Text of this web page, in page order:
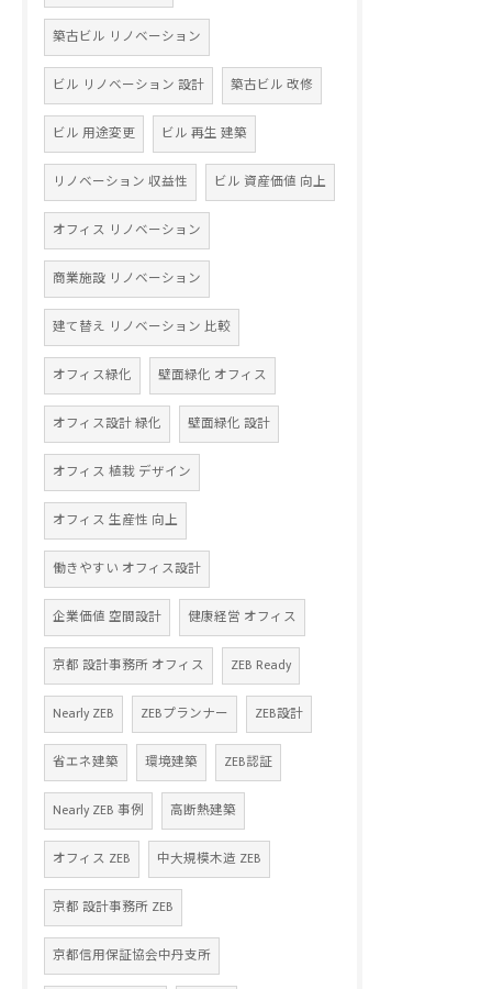
築古ビル リノベーション
ビル リノベーション 設計 築古ビル 改修
ビル 用途変更 ビル 再生 建築
リノベーション 収益性 ビル 資産価値 向上
オフィス リノベーション
商業施設 リノベーション
建て替え リノベーション 比較
オフィス緑化 壁面緑化 オフィス
オフィス設計 緑化 壁面緑化 設計
オフィス 植栽 デザイン
オフィス 生産性 向上
働きやすい オフィス設計
企業価値 空間設計 健康経営 オフィス
京都 設計事務所 オフィス ZEB Ready
Nearly ZEB ZEBプランナー ZEB設計
省エネ建築 環境建築 ZEB認証
Nearly ZEB 事例 高断熱建築
オフィス ZEB 中大規模木造 ZEB
京都 設計事務所 ZEB
京都信用保証協会中丹支所